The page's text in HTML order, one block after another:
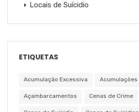
Locais de Suícidio
ETIQUETAS
Acumulação Excessiva Acumulações
Açambarcamentos Cenas de Crime